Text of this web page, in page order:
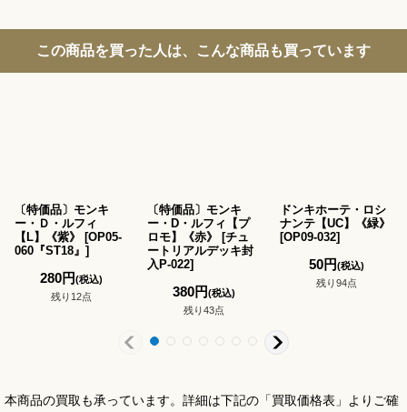
この商品を買った人は、こんな商品も買っています
〔特価品〕モンキ
ー・Ｄ・ルフィ
【L】《紫》
[OP05-
060『ST18』 ]
280円(税込)
残り12点
〔特価品〕モンキ
ー・D・ルフィ【プ
ロモ】《赤》
[チュ
ートリアルデッキ封
入P-022]
380円(税込)
残り43点
ドンキホーテ・ロシ
ナンテ【UC】《緑》
[OP09-032]
50円(税込)
残り94点
本商品の買取も承っています。詳細は下記の「買取価格表」よりご確